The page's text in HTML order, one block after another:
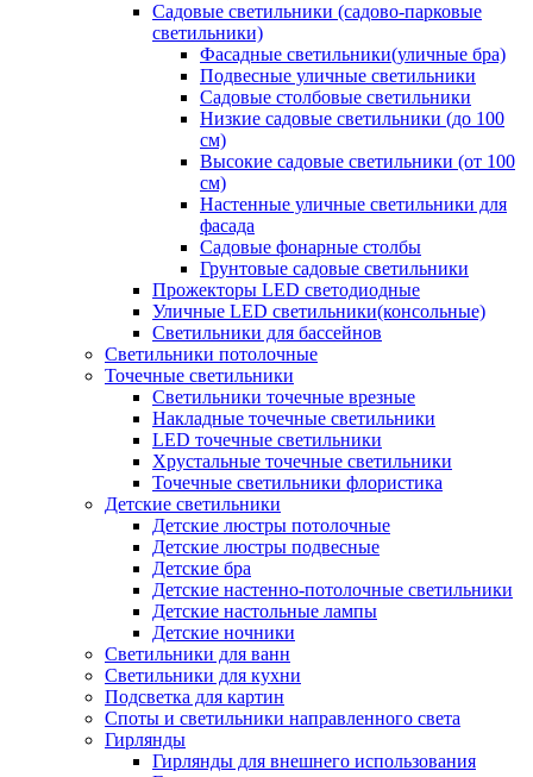
Садовые светильники (садово-парковые
светильники)
Фасадные светильники(уличные бра)
Подвесные уличные светильники
Садовые столбовые светильники
Низкие садовые светильники (до 100
см)
Высокие садовые светильники (от 100
см)
Настенные уличные светильники для
фасада
Садовые фонарные столбы
Грунтовые садовые светильники
Прожекторы LED светодиодные
Уличные LED светильники(консольные)
Светильники для бассейнов
Светильники потолочные
Точечные светильники
Светильники точечные врезные
Накладные точечные светильники
LED точечные светильники
Хрустальные точечные светильники
Точечные светильники флористика
Детские светильники
Детские люстры потолочные
Детские люстры подвесные
Детские бра
Детские настенно-потолочные светильники
Детские настольные лампы
Детские ночники
Светильники для ванн
Светильники для кухни
Подсветка для картин
Споты и светильники направленного света
Гирлянды
Гирлянды для внешнего использования